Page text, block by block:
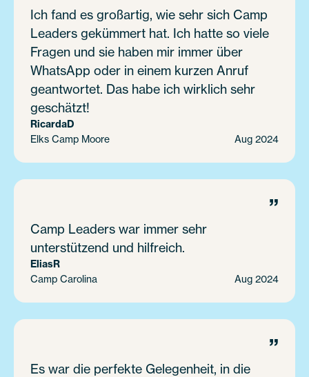
Ich fand es großartig, wie sehr sich Camp
Leaders gekümmert hat. Ich hatte so viele
Fragen und sie haben mir immer über
WhatsApp oder in einem kurzen Anruf
geantwortet. Das habe ich wirklich sehr
geschätzt!
RicardaD
Elks Camp Moore Aug 2024
”
Camp Leaders war immer sehr
unterstützend und hilfreich.
EliasR
Camp Carolina Aug 2024
”
Es war die perfekte Gelegenheit, in die